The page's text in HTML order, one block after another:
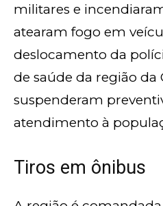
militares e
atearam fogo em
deslocamento da
de saúde da região da
suspenderam
atendimento à
Tiros em ônibus